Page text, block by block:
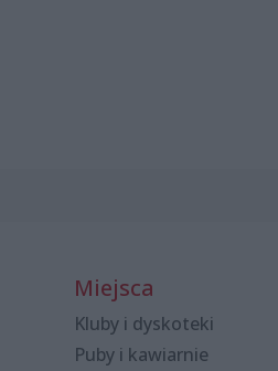
Miejsca
Kluby i dyskoteki
Puby i kawiarnie